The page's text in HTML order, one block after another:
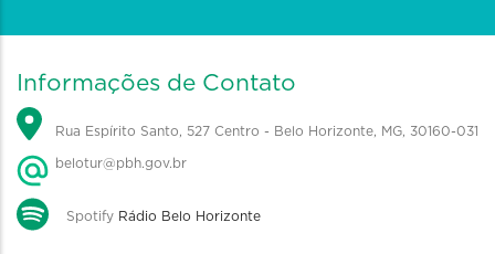
Informações de Contato
Rua Espírito Santo, 527 Centro - Belo Horizonte, MG, 30160-031
belotur@pbh.gov.br
Spotify Rádio Belo Horizonte